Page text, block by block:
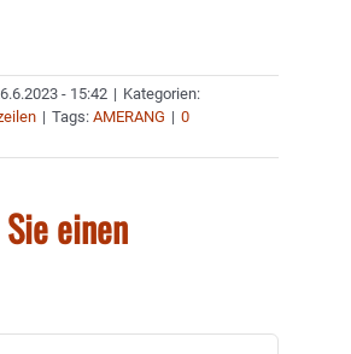
- 15:42 | Kategorien:
| Tags: AMERANG | 0
einen